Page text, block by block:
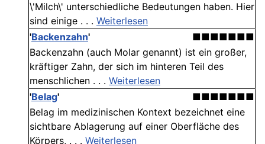
\'Milch\' unterschiedliche Bedeutungen haben. Hier
sind einige . . . Weiterlesen
'Backenzahn'
■■■■■■■
Backenzahn (auch Molar genannt) ist ein großer,
kräftiger Zahn, der sich im hinteren Teil des
menschlichen . . . Weiterlesen
'Belag'
■■■■■■■
Belag im medizinischen Kontext bezeichnet eine
sichtbare Ablagerung auf einer Oberfläche des
Körpers, . . . Weiterlesen